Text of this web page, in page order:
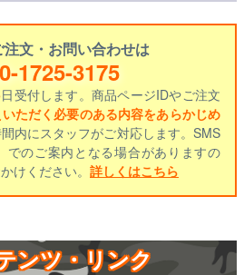
注文・お問い合わせは
1725-3175
日受付します。商品ページIDやご注文
ただく必要のある内容をあらかじめ
内にスタッフがご対応します。SMS
でのご案内となる場合がありますの
けください。 詳しくはこちら
ンツ・リンク